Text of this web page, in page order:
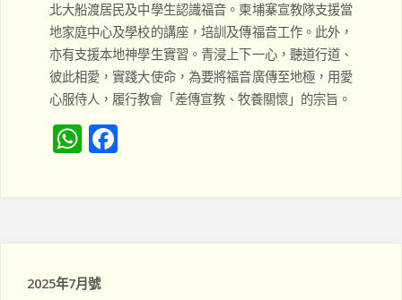
北大船渡居民及中學生認識福音。柬埔寨宣教隊支援當
地家庭中心及學校的講座，培訓及傳福音工作。此外，
亦有支援本地神學生實習。青浸上下一心，聽道行道、
彼此相愛，實踐大使命，為要將福音廣傳至地極，用愛
心服侍人，履行教會「差傳宣教、牧養關懷」的宗旨。
W
p
F
2025年7月號